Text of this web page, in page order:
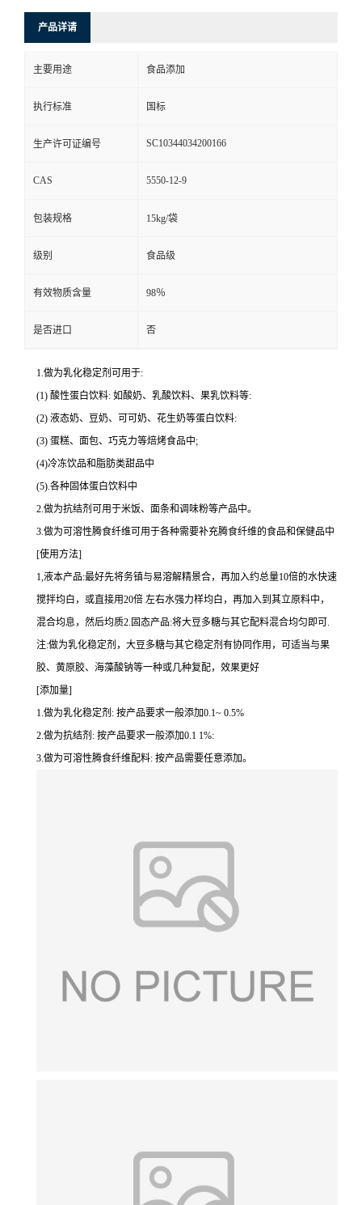
产品详请
主要用途 食品添加
执行标准 国标
生产许可证编号 SC10344034200166
CAS 5550-12-9
包装规格 15kg/袋
级别 食品级
有效物质含量 98％
是否进口 否
1.做为乳化稳定剂可用于:
(1) 酸性蛋白饮料: 如酸奶、乳酸饮料、果乳饮料等:
(2) 液态奶、豆奶、可可奶、花生奶等蛋白饮料:
(3) 蛋糕、面包、巧克力等焙烤食品中;
(4)冷冻饮品和脂肪类甜品中
(5).各种固体蛋白饮料中
2.做为抗结剂可用于米饭、面条和调味粉等产品中。
3.做为可溶性腾食纤维可用于各种需要补充腾食纤维的食品和保健品中
[使用方法]
1,液本产品:最好先将务镇与易溶解精景合，再加入约总量10倍的水快速
搅拌均白，或直接用20倍 左右水强力样均白，再加入到其立原料中，
混合均息，然后均质2.固态产品:将大豆多糖与其它配料混合均匀即可.
注:做为乳化稳定剂，大豆多糖与其它稳定剂有协同作用，可适当与果
胶、黄原胶、海藻酸钠等一种或几种复配，效果更好
[添加量]
1.做为乳化稳定剂: 按产品要求一般添加0.1~ 0.5%
2.做为抗结剂: 按产品要求一般添加0.1 1%:
3.做为可溶性腾食纤维配料: 按产品需要任意添加。